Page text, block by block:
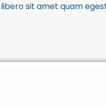
sit amet quam